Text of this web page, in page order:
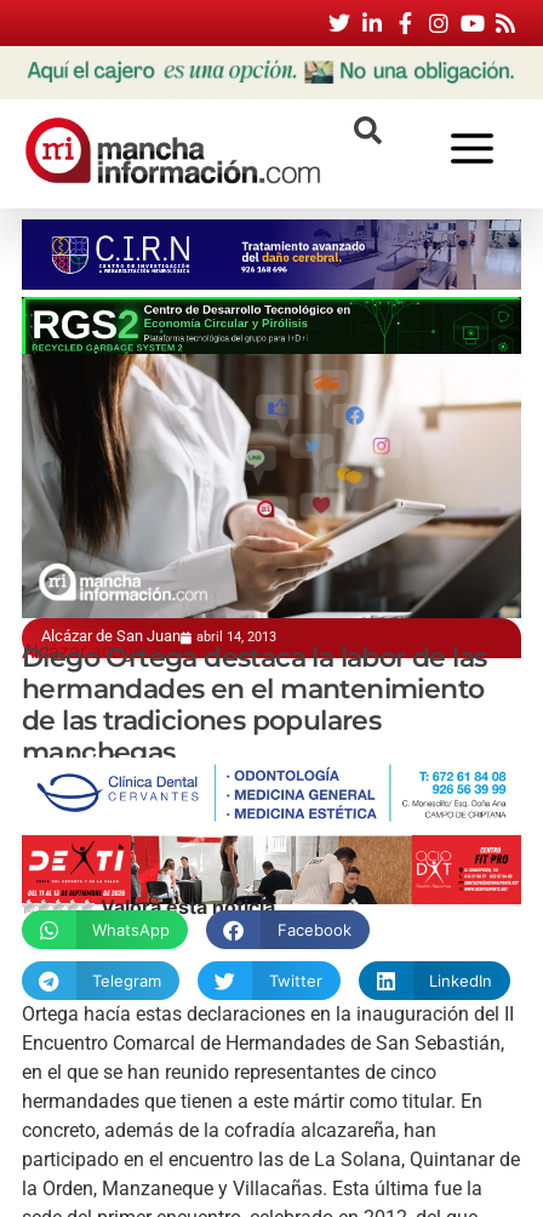
Alcázar de San Juan abril 14, 2013
Alcázar acoge a hermandades de San Sebastián
Diego Ortega destaca la labor de las
hermandades en el mantenimiento
de las tradiciones populares
manchegas
manchainformacion.com
Valora esta noticia
WhatsApp Facebook
Telegram Twitter LinkedIn
Ortega hacía estas declaraciones en la inauguración del II
Encuentro Comarcal de Hermandades de San Sebastián,
en el que se han reunido representantes de cinco
hermandades que tienen a este mártir como titular. En
concreto, además de la cofradía alcazareña, han
participado en el encuentro las de La Solana, Quintanar de
la Orden, Manzaneque y Villacañas. Esta última fue la